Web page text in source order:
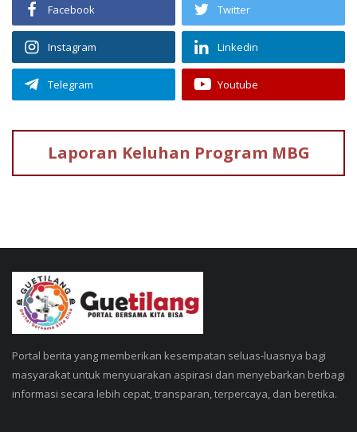
Facebook Twitter
Instagram Linkedin
Telegram Youtube
Laporan Keluhan Program MBG
Portal berita yang memberikan kesempatan seluas-luasnya bagi
masyarakat untuk menyuarakan aspirasi dan menyebarkan berbagi
informasi secara lebih cepat, transparan, terpercaya, dan beretika.